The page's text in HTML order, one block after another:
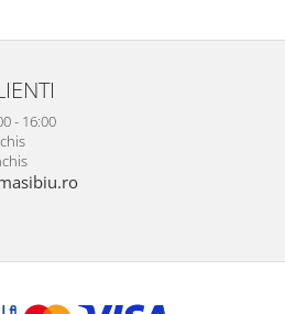
- 16:00